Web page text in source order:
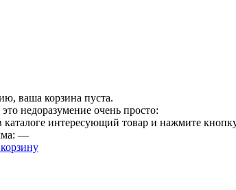
ваша корзина пуста.
недоразумение очень просто:
каталоге интересующий товар и нажмите
—